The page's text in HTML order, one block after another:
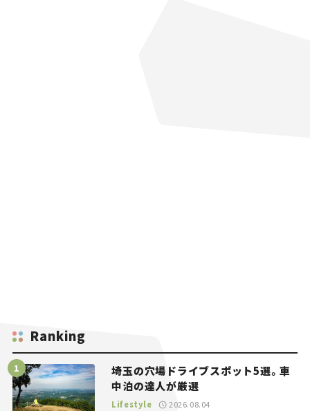
Ranking
埼玉の穴場ドライブスポット5選。車
中泊の達人が厳選
Lifestyle 2026.08.04